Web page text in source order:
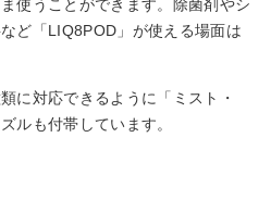
使うことができます。除菌剤やシ
ど「LIQ8POD」が使える場面は
に対応できるように「ミスト・
ルも付帯しています。